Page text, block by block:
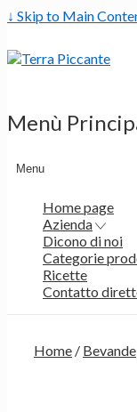
↓ Skip to Main
Menù
Menu
Home page
Azienda
Dicono di noi
Categorie
Ricette
Contatto
Home / Bevande